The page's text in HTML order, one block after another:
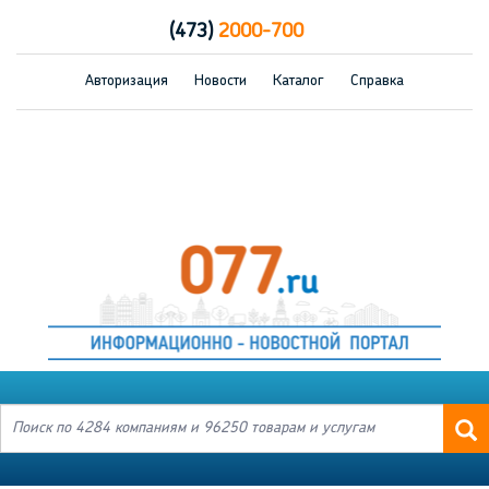
(473)2000-700
Авторизация Новости Каталог Справка